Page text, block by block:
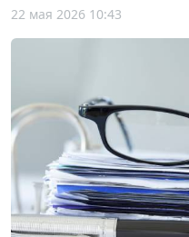
22 мая 2026 10:43